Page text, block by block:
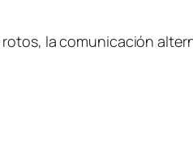
la comunicación